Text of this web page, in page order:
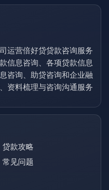
运营倍好贷贷款咨询服务
信息咨询、各项贷款信息
咨询、助贷咨询和企业融
资料梳理与咨询沟通服务
贷款攻略
常见问题